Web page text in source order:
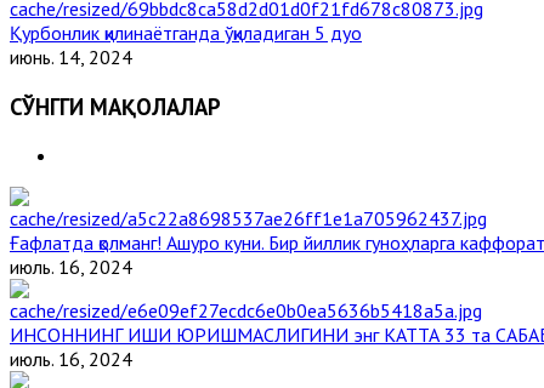
Қурбонлик қилинаётганда ўқиладиган 5 дуо
июнь. 14, 2024
СЎНГГИ МАҚОЛАЛАР
Ғафлатда қолманг! Ашуро куни. Бир йиллик гуноҳларга
июль. 16, 2024
ИНСОННИНГ ИШИ ЮРИШМАСЛИГИНИ энг КАТТА 33 та
июль. 16, 2024